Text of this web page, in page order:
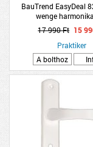
BauTrend EasyDeal
wenge
17 990 Ft 15
Praktiker
A bolthoz